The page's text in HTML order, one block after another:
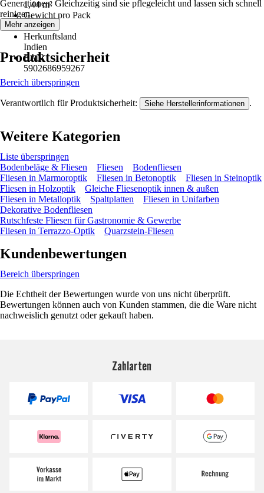
1,44 m²
Gewicht pro Pack
28 kg
Herkunftsland
Indien
EAN
5902686959267
Generationen. Gleichzeitig sind sie pflegeleicht und lassen sich schnell
reinigen.
Mehr anzeigen
Produktsicherheit
Bereich überspringen
Verantwortlich für Produktsicherheit: Siehe Herstellerinformationen .
Weitere Kategorien
Liste überspringen
Bodenbeläge & Fliesen
Fliesen
Bodenfliesen
Fliesen in Marmoroptik
Fliesen in Betonoptik
Fliesen in Steinoptik
Fliesen in Holzoptik
Gleiche Fliesenoptik innen & außen
Fliesen in Metalloptik
Spaltplatten
Fliesen in Unifarben
Dekorative Bodenfliesen
Rutschfeste Fliesen für Gastronomie & Gewerbe
Fliesen in Terrazzo-Optik
Quarzstein-Fliesen
Kundenbewertungen
Bereich überspringen
Die Echtheit der Bewertungen wurde von uns nicht überprüft.
Bewertungen können auch von Kunden stammen, die die Ware nicht
nachweislich genutzt oder gekauft haben.
Zahlarten